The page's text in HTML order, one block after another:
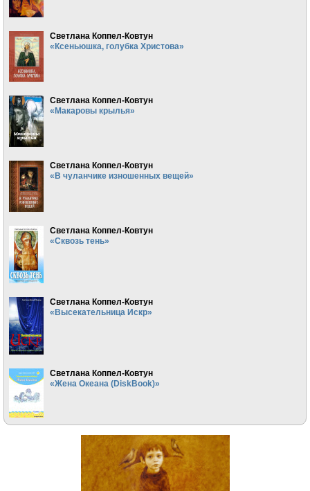
Светлана Коппел-Ковтун
«Ксеньюшка, голубка Христова»
Светлана Коппел-Ковтун
«Макаровы крылья»
Светлана Коппел-Ковтун
«В чуланчике изношенных вещей»
Светлана Коппел-Ковтун
«Сквозь тень»
Светлана Коппел-Ковтун
«Высекательница Искр»
Светлана Коппел-Ковтун
«Жена Океана (DiskBook)»